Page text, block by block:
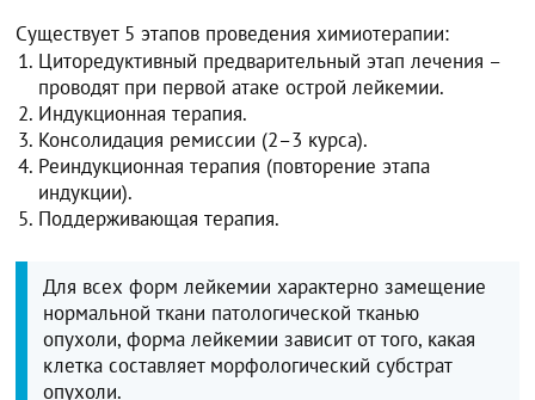
Существует 5 этапов проведения химиотерапии:
Циторедуктивный‎ предварительный этап лечения –
проводят при первой атаке острой лейкемии.
Индукционная терапия.
Консолидация ремиссии (2–3 курса).
Реиндукционная терапия (повторение этапа
индукции).
Поддерживающая терапия.
Для всех форм лейкемии характерно замещение
нормальной ткани патологической тканью
опухоли, форма лейкемии зависит от того, какая
клетка составляет морфологический субстрат
опухоли.